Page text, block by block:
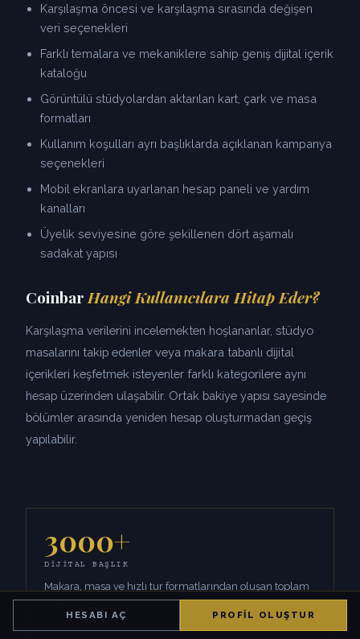
Karşılaşma öncesi ve karşılaşma sırasında değişen
veri seçenekleri
Farklı temalara ve mekaniklere sahip geniş dijital içerik
kataloğu
Görüntülü stüdyolardan aktarılan kart, çark ve masa
formatları
Kullanım koşulları ayrı başlıklarda açıklanan kampanya
seçenekleri
Mobil ekranlara uyarlanan hesap paneli ve yardım
kanalları
Üyelik seviyesine göre şekillenen dört aşamalı
sadakat yapısı
Coinbar Hangi Kullanıcılara Hitap Eder?
Karşılaşma verilerini incelemekten hoşlananlar, stüdyo
masalarını takip edenler veya makara tabanlı dijital
içerikleri keşfetmek isteyenler farklı kategorilere aynı
hesap üzerinden ulaşabilir. Ortak bakiye yapısı sayesinde
bölümler arasında yeniden hesap oluşturmadan geçiş
yapılabilir.
3000+
DIJITAL BAŞLIK
Makara, masa ve hızlı tur formatlarından oluşan toplam
koleksiyon.
HESABI AÇ PROFIL OLUŞTUR